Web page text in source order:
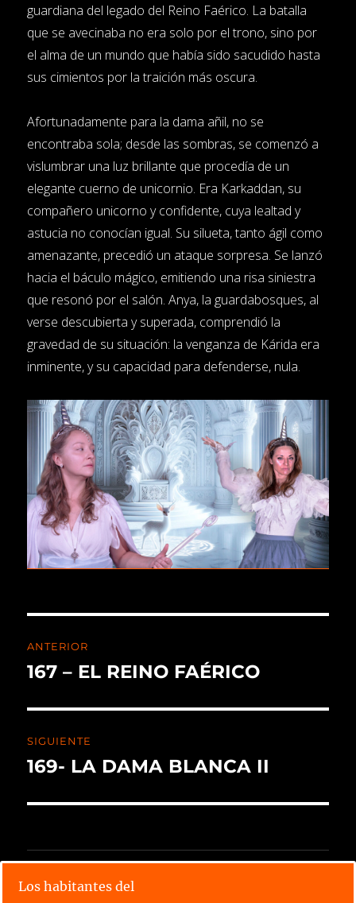
guardiana del legado del Reino Faérico. La batalla
que se avecinaba no era solo por el trono, sino por
el alma de un mundo que había sido sacudido hasta
sus cimientos por la traición más oscura.
Afortunadamente para la dama añil, no se
encontraba sola; desde las sombras, se comenzó a
vislumbrar una luz brillante que procedía de un
elegante cuerno de unicornio. Era Karkaddan, su
compañero unicorno y confidente, cuya lealtad y
astucia no conocían igual. Su silueta, tanto ágil como
amenazante, precedió un ataque sorpresa. Se lanzó
hacia el báculo mágico, emitiendo una risa siniestra
que resonó por el salón. Anya, la guardabosques, al
verse descubierta y superada, comprendió la
gravedad de su situación: la venganza de Kárida era
inminente, y su capacidad para defenderse, nula.
ANTERIOR
167 – EL REINO FAÉRICO
SIGUIENTE
169- LA DAMA BLANCA II
Los habitantes del